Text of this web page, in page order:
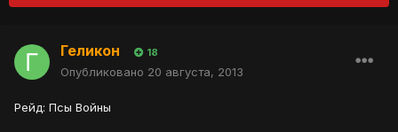
Геликон 18
Опубликовано 20 августа, 2013
Рейд: Псы Войны